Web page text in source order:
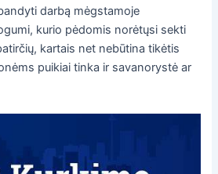
darbą mėgstamoje
kurio pėdomis norėtųsi sekti
kartais net nebūtina tikėtis
puikiai tinka ir savanorystė ar